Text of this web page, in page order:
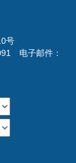
号
电子邮件：